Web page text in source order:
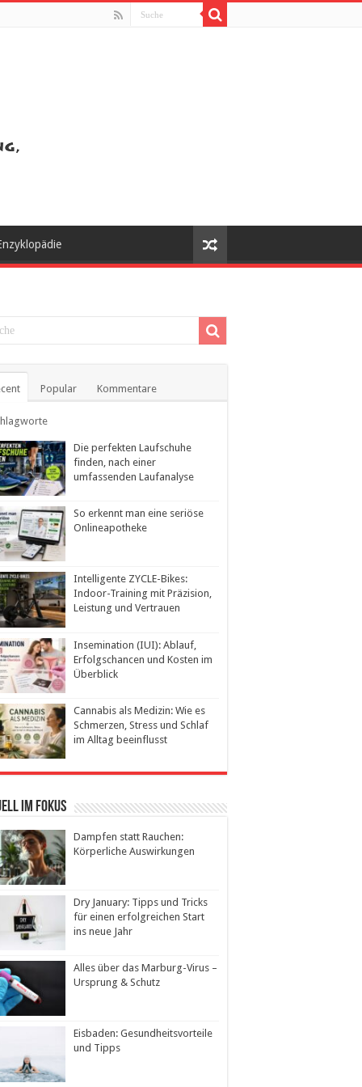
Popular Kommentare
Die perfekten Laufschuhe
finden, nach einer
umfassenden Laufanalyse
So erkennt man eine seriöse
Onlineapotheke
Intelligente ZYCLE-Bikes:
Indoor-Training mit Präzision,
Leistung und Vertrauen
Insemination (IUI): Ablauf,
Erfolgschancen und Kosten im
Überblick
Cannabis als Medizin: Wie es
Schmerzen, Stress und Schlaf
im Alltag beeinflusst
im Fokus
Dampfen statt Rauchen:
Körperliche Auswirkungen
Dry January: Tipps und Tricks
für einen erfolgreichen Start
ins neue Jahr
Alles über das Marburg-Virus –
Ursprung & Schutz
Eisbaden: Gesundheitsvorteile
und Tipps